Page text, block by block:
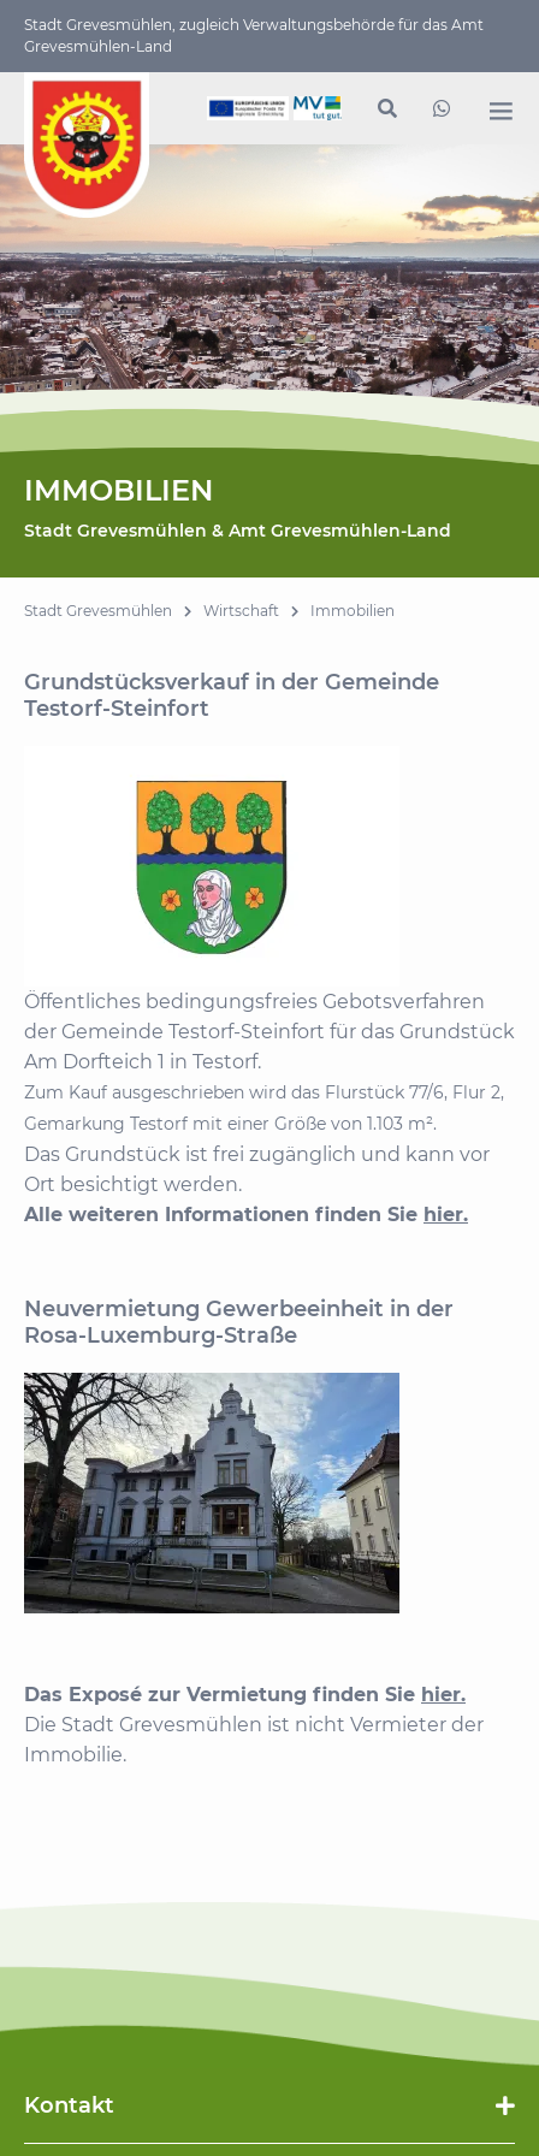
Stadt Grevesmühlen, zugleich Verwaltungs­behörde für das Amt
Grevesmühlen-Land
IMMOBILIEN
Stadt Grevesmühlen & Amt Grevesmühlen-Land
Stadt Grevesmühlen Wirtschaft Immobilien
Grundstücksverkauf in der Gemeinde
Testorf-Steinfort
Öffentliches bedingungsfreies Gebotsverfahren
der Gemeinde Testorf-Steinfort für das Grundstück
Am Dorfteich 1 in Testorf.
Zum Kauf ausgeschrieben wird das Flurstück 77/6, Flur 2,
Gemarkung Testorf mit einer Größe von 1.103 m².
Das Grundstück ist frei zugänglich und kann vor
Ort besichtigt werden.
Alle weiteren Informationen finden Sie hier.
Neuvermietung Gewerbeeinheit in der
Rosa-Luxemburg-Straße
Das Exposé zur Vermietung finden Sie hier.
Die Stadt Grevesmühlen ist nicht Vermieter der
Immobilie.
Kontakt